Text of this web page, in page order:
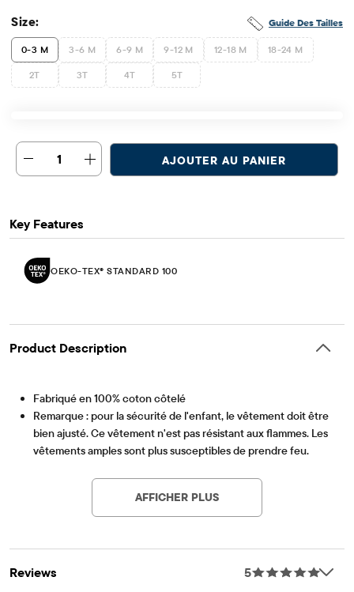
Guide Des Tailles
Size:
0-3 M 3-6 M 6-9 M 9-12 M 12-18 M 18-24 M
2T 3T 4T 5T
1 AJOUTER AU PANIER
Key Features
OEKO-TEX® STANDARD 100
Product Description
Fabriqué en 100% coton côtelé
Remarque : pour la sécurité de l'enfant, le vêtement doit être
bien ajusté. Ce vêtement n'est pas résistant aux flammes. Les
vêtements amples sont plus susceptibles de prendre feu.
sur le devant
1 haut à manches courtes avec imprimé nature intégral
Col ras du cou et poignets côtelés
Taille élastique à enfiler
This product was independently tested for harmful
substances according to the strict global criteria of
tex.com/standard100
AFFICHER PLUS
Reviews 5